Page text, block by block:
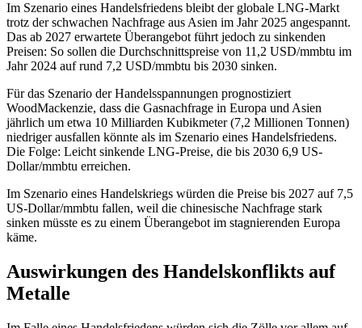
Im Szenario eines Handelsfriedens bleibt der globale LNG-Markt
trotz der schwachen Nachfrage aus Asien im Jahr 2025 angespannt.
Das ab 2027 erwartete Überangebot führt jedoch zu sinkenden
Preisen: So sollen die Durchschnittspreise von 11,2 USD/mmbtu im
Jahr 2024 auf rund 7,2 USD/mmbtu bis 2030 sinken.
Für das Szenario der Handelsspannungen prognostiziert
WoodMackenzie, dass die Gasnachfrage in Europa und Asien
jährlich um etwa 10 Milliarden Kubikmeter (7,2 Millionen Tonnen)
niedriger ausfallen könnte als im Szenario eines Handelsfriedens.
Die Folge: Leicht sinkende LNG-Preise, die bis 2030 6,9 US-
Dollar/mmbtu erreichen.
Im Szenario eines Handelskriegs würden die Preise bis 2027 auf 7,5
US-Dollar/mmbtu fallen, weil die chinesische Nachfrage stark
sinken müsste es zu einem Überangebot im stagnierenden Europa
käme.
Auswirkungen des Handelskonflikts auf
Metalle